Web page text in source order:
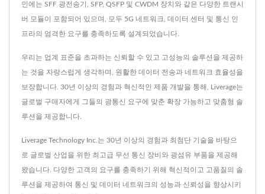
인에는 SFF 광전송기, SFP, QSFP 및 CWDM 장치와 같은 다양한 트랜시
버 모듈이 포함되어 있으며, 모두 5G 네트워크, 데이터 센터 및 통신 인
프라의 엄격한 요구를 충족하도록 설계되었습니다.
우리는 업계 표준을 초과하는 신뢰할 수 있고 고성능의 솔루션을 제공하
는 것을 자랑스럽게 생각하며, 원활한 데이터 전송과 네트워크 효율성을
보장합니다. 30년 이상의 경험과 혁신적인 제품 개발을 통해, Liverage는
글로벌 구매자에게 그들의 광통신 요구에 맞춘 확장 가능하고 맞춤형 솔
루션을 제공합니다.
Liverage Technology Inc.는 30년 이상의 경험과 최첨단 기술을 바탕으
로 글로벌 산업을 위한 최고급 무선 통신 장비와 광섬유 부품을 제공해
왔습니다. 다양한 고객의 요구를 충족하기 위해 혁신적이고 고품질의 솔
루션을 제공하여 통신 및 데이터 네트워크의 성능과 신뢰성을 향상시키